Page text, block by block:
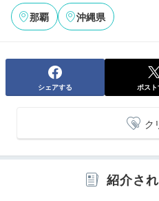
屋上スカイプールの後に大浴場温
2
Morning
那覇 沖縄県
シェアする ポスト
ク
紹介さ